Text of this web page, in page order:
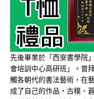
先後畢業於「西安書學院
會培訓中心高研班」。曾
觸各朝代的書法藝術，在
成了自己的作品，古樸、